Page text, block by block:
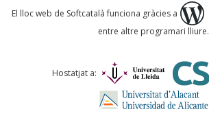
Què proposeu?
Comentari *
El lloc web de Softcatalà funciona gràcies a
entre altre programari lliure.
Hostatjat a: